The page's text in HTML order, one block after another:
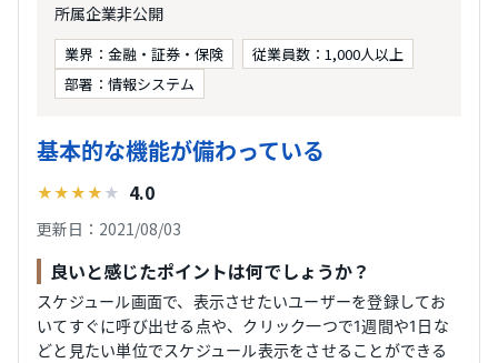
所属企業非公開
業界：金融・証券・保険
従業員数：1,000人以上
部署：情報システム
基本的な機能が備わっている
★★★★ ★ 4.0
更新日：2021/08/03
良いと感じたポイントは何でしょうか？
スケジュール画面で、表示させたいユーザーを登録してお
いてすぐに呼び出せる点や、クリック一つで1週間や1日な
どと見たい単位でスケジュール表示をさせることができる